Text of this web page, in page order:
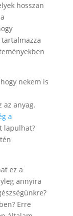
hosszan
nekem is
anyag.
a
lapulhat?
ez a
annyira
Erre